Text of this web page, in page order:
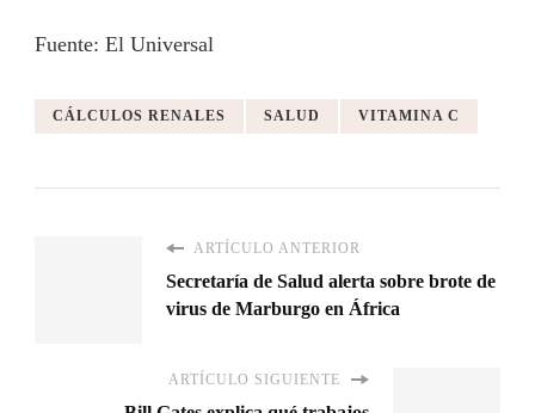
Fuente: El Universal
CÁLCULOS RENALES SALUD VITAMINA C
ARTÍCULO ANTERIOR
Secretaría de Salud alerta sobre brote de
virus de Marburgo en África
ARTÍCULO SIGUIENTE